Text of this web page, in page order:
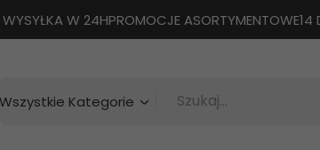
WYSYŁKA W 24HPROMOCJE ASORTYMENTOWE14
categories_searcher
Wszystkie Kategorie Szukaj...